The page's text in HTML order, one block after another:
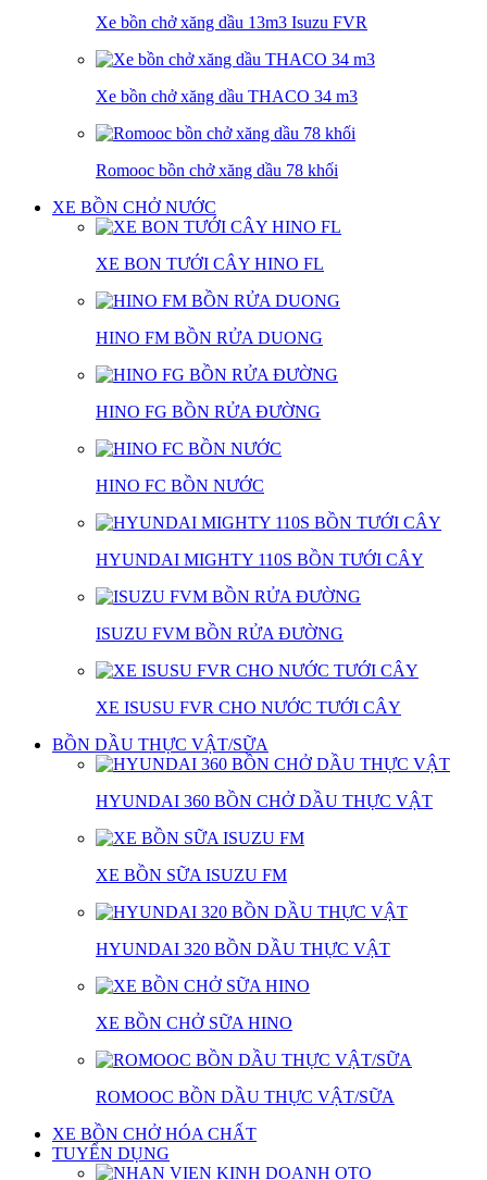
Xe bồn chở xăng dầu 13m3 Isuzu FVR
Xe bồn chở xăng dầu THACO 34 m3
Romooc bồn chở xăng dầu 78 khối
XE BỒN CHỞ NƯỚC
XE BON TƯỚI CÂY HINO FL
HINO FM BỒN RỬA DUONG
HINO FG BỒN RỬA ĐƯỜNG
HINO FC BỒN NƯỚC
HYUNDAI MIGHTY 110S BỒN TƯỚI CÂY
ISUZU FVM BỒN RỬA ĐƯỜNG
XE ISUSU FVR CHO NƯỚC TƯỚI CÂY
BỒN DẦU THỰC VẬT/SỮA
HYUNDAI 360 BỒN CHỞ DẦU THỰC VẬT
XE BỒN SỮA ISUZU FM
HYUNDAI 320 BỒN DẦU THỰC VẬT
XE BỒN CHỞ SỮA HINO
ROMOOC BỒN DẦU THỰC VẬT/SỮA
XE BỒN CHỞ HÓA CHẤT
TUYỂN DỤNG